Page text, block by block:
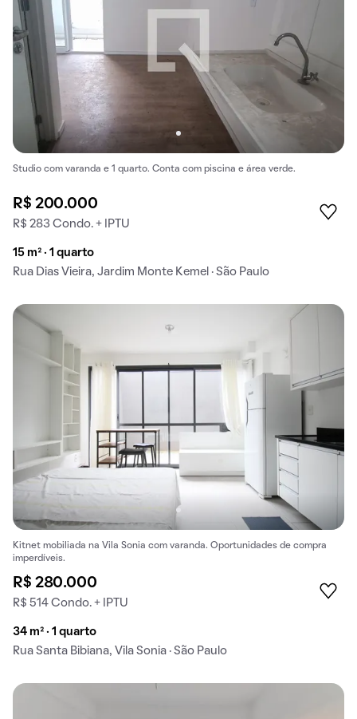
Studio com varanda e 1 quarto. Conta com piscina e área verde.
R$ 200.000
R$ 283 Condo. + IPTU
15 m² · 1 quarto
Rua Dias Vieira, Jardim Monte Kemel · São Paulo
Kitnet mobiliada na Vila Sonia com varanda. Oportunidades de compra
imperdíveis.
R$ 280.000
R$ 514 Condo. + IPTU
34 m² · 1 quarto
Rua Santa Bibiana, Vila Sonia · São Paulo